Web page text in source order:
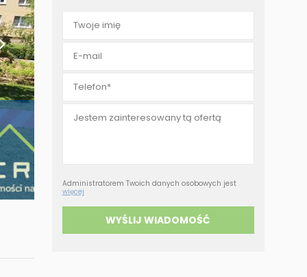
Administratorem Twoich danych osobowych jest
więcej